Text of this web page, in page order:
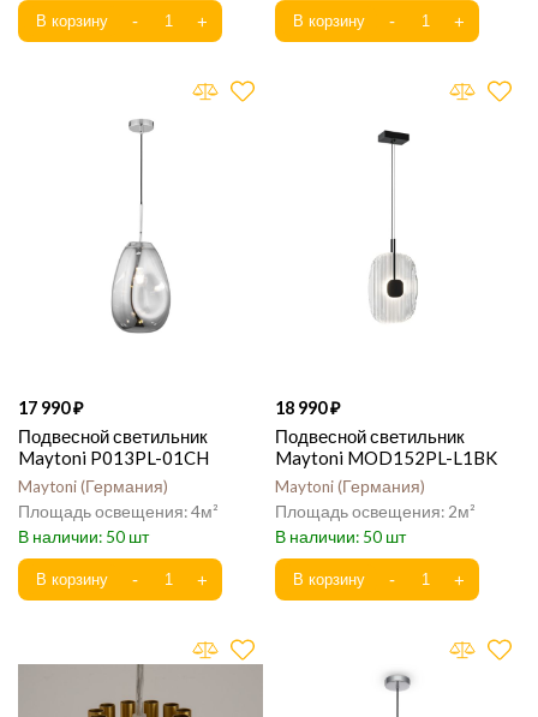
17 990
Подвесной светильник
Maytoni P013PL-01CH
Maytoni Германия
4
50
18 990
Подвесной светильник
Maytoni MOD152PL-L1BK
Maytoni Германия
2
50